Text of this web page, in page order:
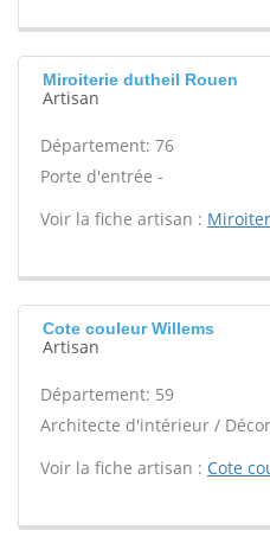
Miroiterie dutheil Rouen
Artisan
Département: 76
Porte d'entrée -
Voir la fiche artisan :
Cote couleur Willems
Artisan
Département: 59
Architecte d'intérieur /
Voir la fiche artisan : Cote